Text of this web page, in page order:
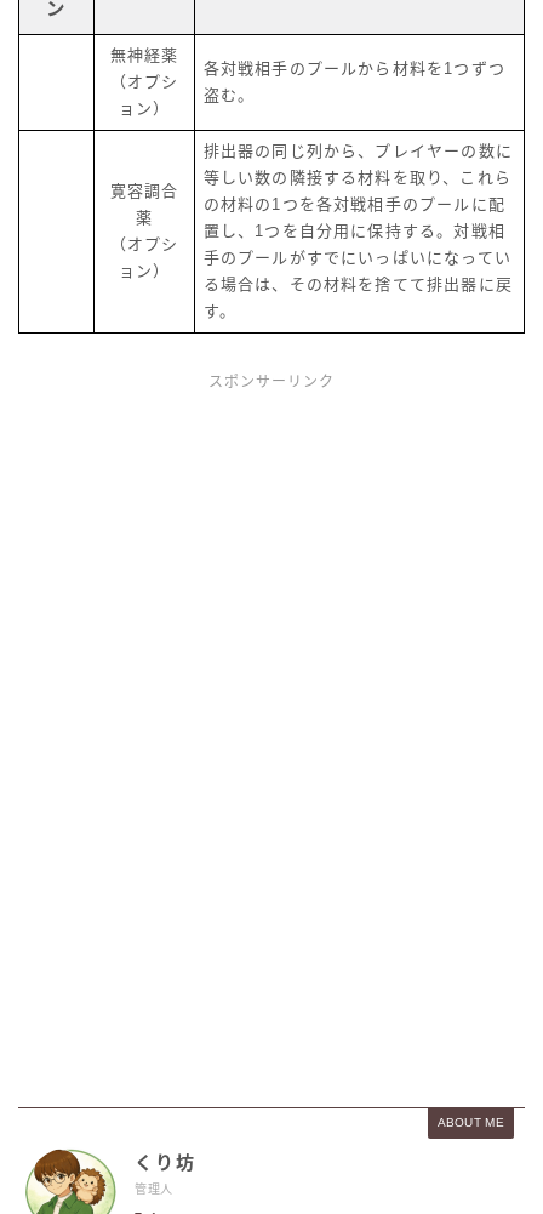
ン
無神経薬
（オプシ
ョン）
各対戦相手のプールから材料を1つずつ
盗む。
寛容調合
薬
（オプシ
ョン）
排出器の同じ列から、プレイヤーの数に
等しい数の隣接する材料を取り、これら
の材料の1つを各対戦相手のプールに配
置し、1つを自分用に保持する。対戦相
手のプールがすでにいっぱいになってい
る場合は、その材料を捨てて排出器に戻
す。
スポンサーリンク
ABOUT ME
くり坊
管理人